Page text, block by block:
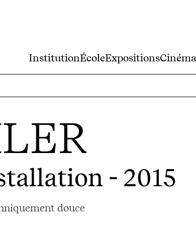
InstitutionÉcoleExpositionsCinéma
- 2015
douce